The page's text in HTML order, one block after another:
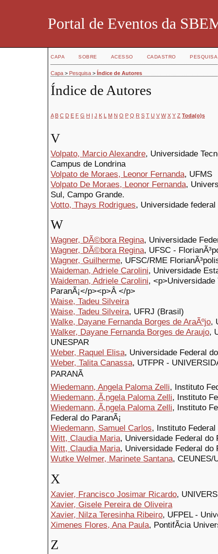
Portal de Eventos da
CAPA SOBRE ACESSO CADASTRO PESQUISA
Capa > Pesquisa > Índice de Autores
Índice de Autores
A B C D E F G H I J K L M N O P Q R S T U V W X Y Z Toda(o)s
V
Volpato, Marcio Alexandre, Universidade
Campus de Londrina
Volpato de Moraes, Leonor Fernanda, UFMS
Volpato De Moraes, Leonor Fernanda,
Sul, Campo Grande.
Votto, Thays Rodrigues, Universidade
W
Wagner, DÃ©bora Regina, Universidade
Wagner, DÃ©bora Regina, UFSC -
Wagner, Guilherme, UFSC/RME
Waideman, Adriele Carolini, Universidade
Waideman, Adriele Carolini, <p>Universidade
ParanÃ¡</p><p>Â </p>
Waise, Tadeu Silveira
Waise, Tadeu Silveira, UFRJ (Brasil)
Walke, Dayane Fernanda Borges de AraÃºjo,
Walker, Dayane Fernanda Borges de Araujo,
UNESPAR
Weber, Raquel Elisa, Universidade Federal
Weber, Talita Canassa, UTFPR -
PARANÃ
Wiedemann, Angela Paloma Zelli, Instituto
Wiedemann, Ã‚ngela Paloma Zelli, Instituto
Wiedemann, Ã‚ngela Paloma Zelli, Instituto
Federal do ParanÃ¡
Wiedemann, Samuel Carlos, Instituto Federal
Witt, Claudia Maria, Universidade Federal do
Witt, Claudia Maria, Universidade Federal do
Wutke Welmer, Marinete Santana, CEUNES/
X
Xavier, Francisco Josimar Ricardo,
Xavier, Gisele Pereira de Oliveira
Xavier, Nilza Teresinha Ribeiro, UFPEL -
Ximenes Flores, Ana Paula, PontifÃ­cia
Z